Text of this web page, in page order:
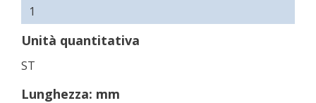
Unità quantitativa
ST
Lunghezza: mm